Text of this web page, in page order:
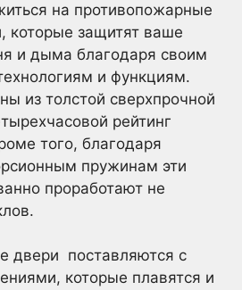
на противопожарные
которые защитят ваше
и дыма благодаря своим
и функциям.
из толстой сверхпрочной
рейтинг
того, благодаря
пружинам эти
проработают не
двери поставляются с
которые плавятся и